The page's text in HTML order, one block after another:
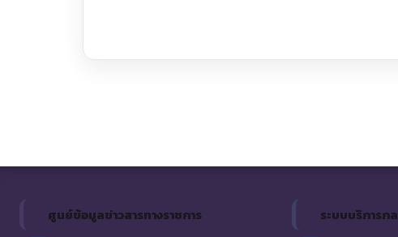
ศูนย์ข้อมูลข่าวสารทางราชการ ระบบบริการก